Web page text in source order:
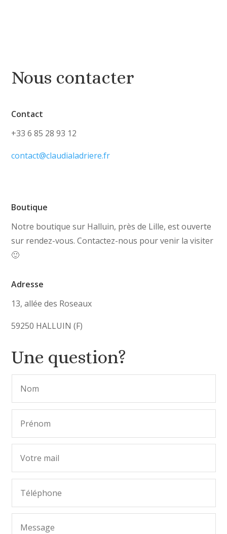
Nous contacter
Contact
+33 6 85 28 93 12
contact@claudialadriere.fr
Boutique
Notre boutique sur Halluin, près de Lille, est ouverte
sur rendez-vous. Contactez-nous pour venir la visiter
🙂
Adresse
13, allée des Roseaux
59250 HALLUIN (F)
Une question?